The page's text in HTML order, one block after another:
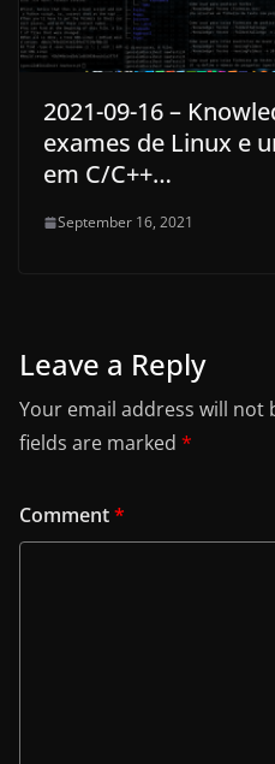
2021-09-16 –
exames de Linux e
em C/C++…
September 16, 2021
Leave a Reply
Your email address will not
fields are marked *
Comment*